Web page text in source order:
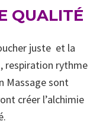
QUALITÉ
juste et la
respiration rythme
Massage sont
créer l’alchimie